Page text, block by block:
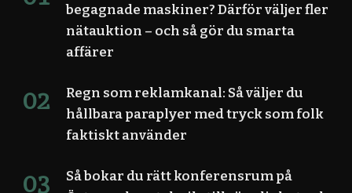
begagnade maskiner? Därför väljer fler
nätauktion – och så gör du smarta
affärer
Regn som reklamkanal: Så väljer du
hållbara paraplyer med tryck som folk
faktiskt använder
Så bokar du rätt konferensrum på